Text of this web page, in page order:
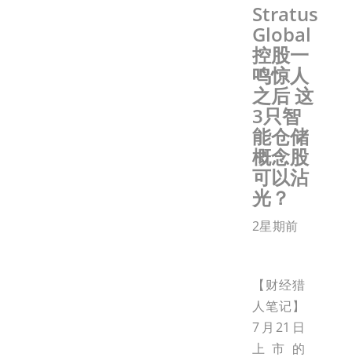
Stratus
Global
控股一
鸣惊人
之后 这
3只智
能仓储
概念股
可以沾
光？
2星期前
【财经猎
人笔记】
7月21日
上市的